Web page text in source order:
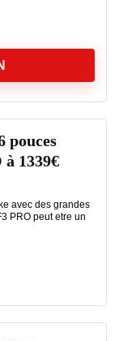
pouces
1339€
avec des grandes
PRO peut etre un